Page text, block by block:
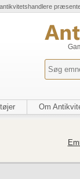
antikvitetshandlere
Om